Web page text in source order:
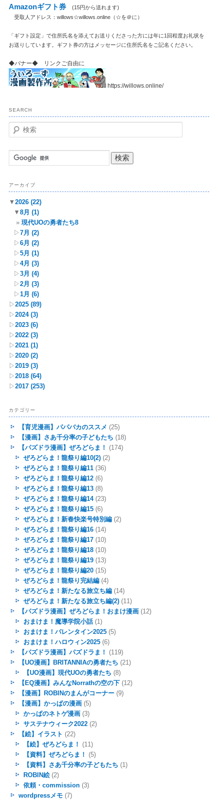
Amazonギフト券
(15円から送れます)
受取人アドレス：willows☆willows.online（☆を＠に）
「ギフト設定」で住所氏名を添えてお送りくださった方には年に1回程度お礼状を
お送りしています。ギフト券の方はメッセージに住所氏名をご記名ください。
◆バナー◆ リンクご自由に
https://willows.online/
SEARCH
検
索
アーカイブ
▼ 2026 (22)
▼ 8月 (1)
現代UOの勇者たち8
▷7月 (2)
▷6月 (2)
▷5月 (1)
▷4月 (3)
▷3月 (4)
▷2月 (3)
▷1月 (6)
▷2025 (89)
▷2024 (3)
▷2023 (6)
▷2022 (3)
▷2021 (1)
▷2020 (2)
▷2019 (3)
▷2018 (64)
▷2017 (253)
カテゴリー
【育児漫画】パパバカのススメ (25)
【漫画】さあ千分率の子どもたち (18)
【パズドラ漫画】ぜろどらま！
(174)
ぜろどらま！龍祭り編10(2)(2)
ぜろどらま！龍祭り編11(36)
ぜろどらま！龍祭り編12(6)
ぜろどらま！龍祭り編13(8)
ぜろどらま！龍祭り編14(23)
ぜろどらま！龍祭り編15(6)
ぜろどらま！新春快楽号特別編(2)
ぜろどらま！龍祭り編16(14)
ぜろどらま！龍祭り編17(10)
ぜろどらま！龍祭り編18(10)
ぜろどらま！龍祭り編19(13)
ぜろどらま！龍祭り編20(15)
ぜろどらま！龍祭り完結編(4)
ぜろどらま！新たなる旅立ち編(14)
ぜろどらま！新たなる旅立ち編(2)(11)
【パズドラ漫画】ぜろどらま！おまけ漫画(12)
おまけま！魔導学院小話(1)
おまけま！バレンタイン2025(5)
おまけま！ハロウィン2025(6)
【パズドラ漫画】パズドラま！
(119)
【UO漫画】BRITANNIAの勇者たち (21)
【UO漫画】現代UOの勇者たち (8)
【EQ漫画】みんなNorrathの空の下(12)
【漫画】ROBINのまんがコーナー(9)
【漫画】かっぱの漫画(5)
かっぱのネトゲ漫画(3)
サステナウィーク2022(2)
【絵】イラスト (22)
【絵】ぜろどらま！
(11)
【資料】ぜろどらま！
(5)
【資料】さあ千分率の子どもたち (1)
ROBIN絵(2)
依頼・commission(3)
wordpressメモ(7)